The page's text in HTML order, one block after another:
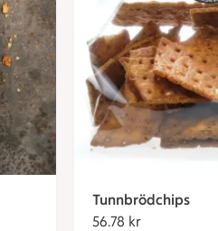
Tunnbrödchips
56.78 kr